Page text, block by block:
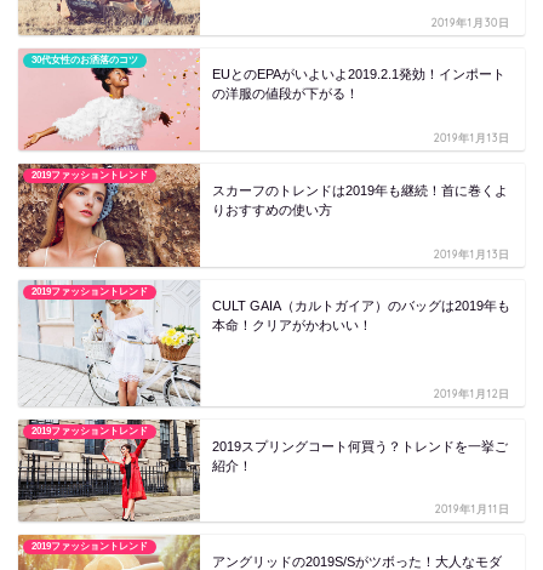
2019年1月30日
30代女性のお洒落のコツ
EUとのEPAがいよいよ2019.2.1発効！インポート
の洋服の値段が下がる！
2019年1月13日
2019ファッショントレンド
スカーフのトレンドは2019年も継続！首に巻くよ
りおすすめの使い方
2019年1月13日
2019ファッショントレンド
CULT GAIA（カルトガイア）のバッグは2019年も
本命！クリアがかわいい！
2019年1月12日
2019ファッショントレンド
2019スプリングコート何買う？トレンドを一挙ご
紹介！
2019年1月11日
2019ファッショントレンド
アングリッドの2019S/Sがツボった！大人なモダ